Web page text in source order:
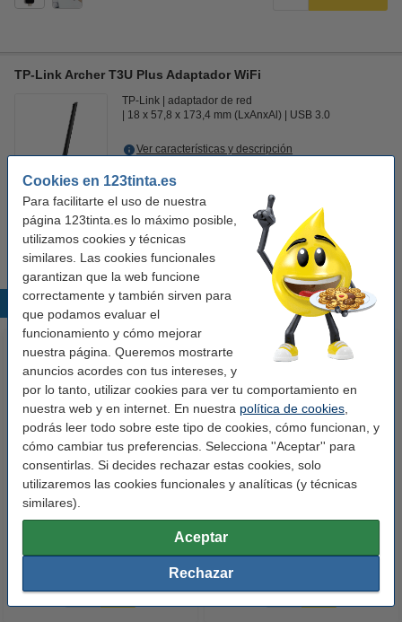
Cookies en 123tinta.es
Para facilitarte el uso de nuestra
página 123tinta.es lo máximo posible,
utilizamos cookies y técnicas
similares. Las cookies funcionales
garantizan que la web funcione
correctamente y también sirven para
que podamos evaluar el
funcionamiento y cómo mejorar
nuestra página. Queremos mostrarte
anuncios acordes con tus intereses, y
por lo tanto, utilizar cookies para ver tu comportamiento en
nuestra web y en internet. En nuestra política de cookies
podrás leer todo sobre este tipo de cookies, cómo funcionan, y
cómo cambiar tus preferencias. Selecciona ''Aceptar'' para
consentirlas. Si decides rechazar estas cookies, solo
utilizaremos las cookies funcionales y analíticas (y técnicas
similares).
Aceptar
Rechazar
TP-Link Archer T3U Plus Adaptador WiFi
TP-Link
adaptador de red
18 x 57,8 x 173,4 mm (LxAnxAl)
USB 3.0
Ver características y descripción
19,50 €
Productos destacados
123tinta Papel fotográfico
15 cm | 260g | 100 hojas
123tinta Pilas Alcalinas Xtreme
Power AA - LR06 - MN1500 - 24